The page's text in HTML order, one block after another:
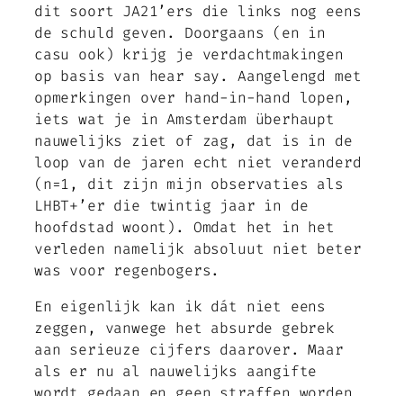
dit soort JA21’ers die links nog eens
de schuld geven. Doorgaans (en in
casu ook) krijg je verdachtmakingen
op basis van hear say. Aangelengd met
opmerkingen over hand-in-hand lopen,
iets wat je in Amsterdam überhaupt
nauwelijks ziet of zag, dat is in de
loop van de jaren echt niet veranderd
(n=1, dit zijn mijn observaties als
LHBT+’er die twintig jaar in de
hoofdstad woont). Omdat het in het
verleden namelijk absoluut niet beter
was voor regenbogers.
En eigenlijk kan ik dát niet eens
zeggen, vanwege het absurde gebrek
aan serieuze cijfers daarover. Maar
als er nu al nauwelijks aangifte